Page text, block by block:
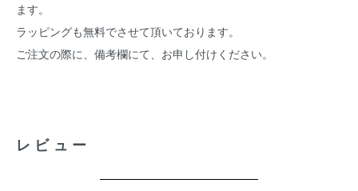
ます。
ラッピングも無料でさせて頂いております。
ご注文の際に、備考欄にて、お申し付けください。
レビュー